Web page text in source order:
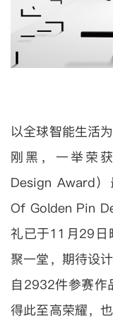
以全球智能生活
刚黑，一举荣
Design Award
Of Golden Pin
礼已于11月29日
聚一堂，期待设
自2932件参赛作
得此至高荣耀，